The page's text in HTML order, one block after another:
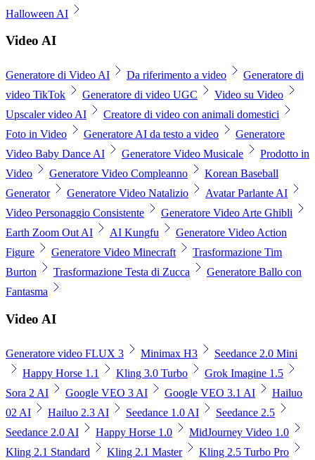
Halloween AI
Video AI
Generatore di Video AI Da riferimento a video
Generatore di
video TikTok
Generatore di video UGC
Video su Video
Upscaler video AI
Creatore di video con animali domestici
Foto in Video
Generatore AI da testo a video
Generatore
Video Baby Dance AI
Generatore Video Musicale
Prodotto in
Video
Generatore Video Compleanno
Korean Baseball
Generator
Generatore Video Natalizio
Avatar Parlante AI
Video Personaggio Consistente
Generatore Video Arte Ghibli
Earth Zoom Out AI
AI Kungfu
Generatore Video Action
Figure
Generatore Video Minecraft
Trasformazione Tim
Burton
Trasformazione Testa di Zucca
Generatore Ballo con
Fantasma
Video AI
Generatore video FLUX 3 Minimax H3
Seedance 2.0 Mini
Happy Horse 1.1
Kling 3.0 Turbo
Grok Imagine 1.5
Sora 2 AI
Google VEO 3 AI Google VEO 3.1 AI
Hailuo
02 AI
Hailuo 2.3 AI Seedance 1.0 AI
Seedance 2.5
Seedance 2.0 AI
Happy Horse 1.0
MidJourney Video 1.0
Kling 2.1 Standard
Kling 2.1 Master
Kling 2.5 Turbo Pro